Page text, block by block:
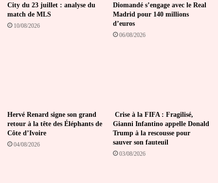
City du 23 juillet : analyse du
match de MLS
10/08/2026
Diomandé s’engage avec le Real
Madrid pour 140 millions
d’euros
06/08/2026
Hervé Renard signe son grand
retour à la tête des Éléphants de
Côte d’Ivoire
04/08/2026
Crise à la FIFA : Fragilisé,
Gianni Infantino appelle Donald
Trump à la rescousse pour
sauver son fauteuil
03/08/2026